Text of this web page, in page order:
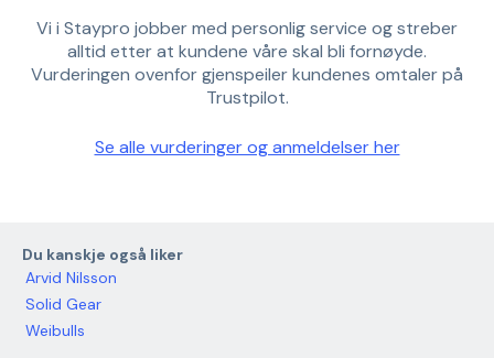
Vi i Staypro jobber med personlig service og streber
alltid etter at kundene våre skal bli fornøyde.
Vurderingen ovenfor gjenspeiler kundenes omtaler på
Trustpilot.
Se alle vurderinger og anmeldelser her
Du kanskje også liker
Arvid Nilsson
Solid Gear
Weibulls